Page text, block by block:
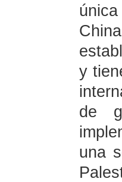
y
de
una